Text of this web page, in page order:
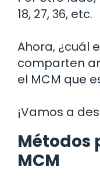
18, 27, 36, etc.
Ahora, ¿cuál
comparten
el MCM que
¡Vamos a
Métodos
MCM